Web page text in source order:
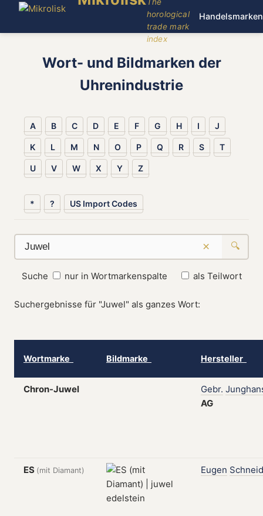
horological
trade mark
index
Handelsmarken
Wort- und Bildmarken der
Uhrenindustrie
A B C D E F G H I J
K L M N O P Q R S T
U V W X Y Z
* ? US Import Codes
× 🔍
Suche nur in Wortmarkenspalte als Teilwort
Suchergebnisse für "Juwel" als ganzes Wort:
Wortmarke Bildmarke Hersteller
Chron-Juwel Gebr.
AG
ES (mit Diamant) Eugen